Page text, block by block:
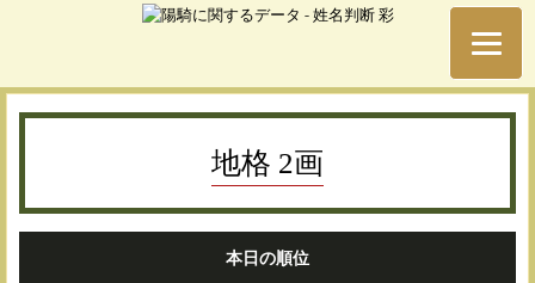
地格 2画
本日の順位